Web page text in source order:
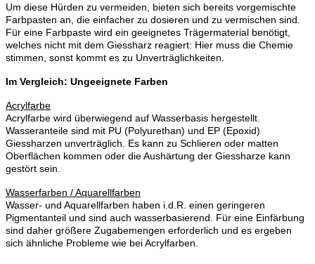
Um diese Hürden zu vermeiden, bieten sich bereits vorgemischte
Farbpasten an, die einfacher zu dosieren und zu vermischen sind.
Für eine Farbpaste wird ein geeignetes Trägermaterial benötigt,
welches nicht mit dem Giessharz reagiert: Hier muss die Chemie
stimmen, sonst kommt es zu Unverträglichkeiten.
Im Vergleich: Ungeeignete Farben
Acrylfarbe
Acrylfarbe wird überwiegend auf Wasserbasis hergestellt.
Wasseranteile sind mit PU (Polyurethan) und EP (Epoxid)
Giessharzen unverträglich. Es kann zu Schlieren oder matten
Oberflächen kommen oder die Aushärtung der Giessharze kann
gestört sein.
Wasserfarben / Aquarellfarben
Wasser- und Aquarellfarben haben i.d.R. einen geringeren
Pigmentanteil und sind auch wasserbasierend. Für eine Einfärbung
sind daher größere Zugabemengen erforderlich und es ergeben
sich ähnliche Probleme wie bei Acrylfarben.